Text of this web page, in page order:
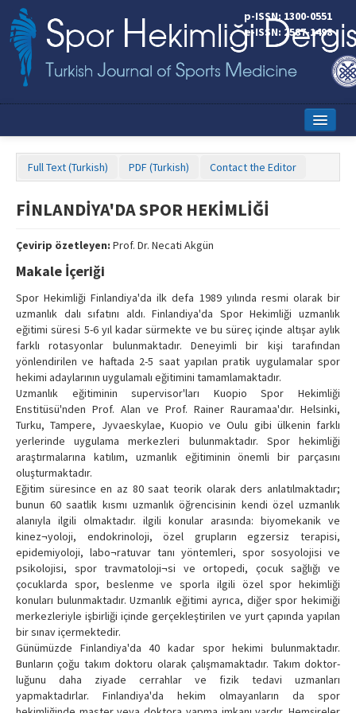
p-ISSN: 1300-0551
e-ISSN: 2587-1498
Current Issue
Online First
Aims and Scope
Editorial Board
Instructions to Authors
Copyright Transfer Form
Contact Us
Full Text (Turkish) PDF (Turkish) Contact the Editor
FİNLANDİYA'DA SPOR HEKİMLİĞİ
Çevirip özetleyen: Prof. Dr. Necati Akgün
Makale İçeriği
Spor Hekimliği Finlandiya'da ilk defa 1989 yılında resmi olarak bir
uzmanlık dalı sıfatını aldı. Finlandiya'da Spor Hekimliği uzmanlık
eğitimi süresi 5-6 yıl kadar sürmekte ve bu süreç içinde altışar aylık
farklı rotasyonlar bulunmaktadır. Deneyimli bir kişi tarafından
yönlendirilen ve haftada 2-5 saat yapılan pratik uygulamalar spor
hekimi adaylarının uygulamalı eğitimini tamamlamaktadır.
Uzmanlık eğitiminin supervisor'ları Kuopio Spor Hekimliği
Enstitüsü'nden Prof. Alan ve Prof. Rainer Rauramaa'dır. Helsinki,
Turku, Tampere, Jyvaeskylae, Kuopio ve Oulu gibi ülkenin farklı
yerlerinde uygulama merkezleri bulunmaktadır. Spor hekimliği
araştırmalarına katılım, uzmanlık eğitiminin önemli bir parçasını
oluşturmaktadır.
Eğitim süresince en az 80 saat teorik olarak ders anlatılmaktadır;
bunun 60 saatlik kısmı uzmanlık öğrencisinin kendi özel uzmanlık
alanıyla ilgili olmaktadır. ilgili konular arasında: biyomekanik ve
kinez¬yoloji, endokrinoloji, özel grupların egzersiz terapisi,
epidemiyoloji, labo¬ratuvar tanı yöntemleri, spor sosyolojisi ve
psikolojisi, spor travmatoloji¬si ve ortopedi, çocuk sağlığı ve
çocuklarda spor, beslenme ve sporla ilgili özel spor hekimliği
konuları bulunmaktadır. Uzmanlık eğitimi ayrıca, diğer spor hekimiği
merkezleriyle işbirliği içinde gerçekleştirilen ve yurt çapında yapılan
bir sınav içermektedir.
Günümüzde Finlandiya'da 40 kadar spor hekimi bulunmaktadır.
Bunların çoğu takım doktoru olarak çalışmamaktadır. Takım doktor-
luğunu daha ziyade cerrahlar ve fizik tedavi uzmanları
yapmaktadırlar. Finlandiya'da hekim olmayanların da spor